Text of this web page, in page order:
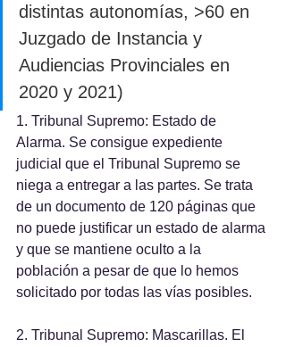
distintas autonomías, >60 en
Juzgado de Instancia y
Audiencias Provinciales en
2020 y 2021)
1. Tribunal Supremo: Estado de
Alarma. Se consigue expediente
judicial que el Tribunal Supremo se
niega a entregar a las partes. Se trata
de un documento de 120 páginas que
no puede justificar un estado de alarma
y que se mantiene oculto a la
población a pesar de que lo hemos
solicitado por todas las vías posibles.
2. Tribunal Supremo: Mascarillas. El